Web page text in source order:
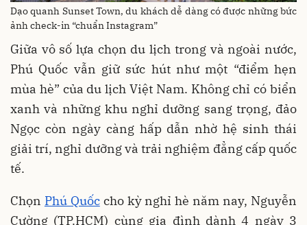
Dạo quanh Sunset Town, du khách dễ dàng có được những bức
ảnh check-in “chuẩn Instagram”
Giữa vô số lựa chọn du lịch trong và ngoài nước,
Phú Quốc vẫn giữ sức hút như một “điểm hẹn
mùa hè” của du lịch Việt Nam. Không chỉ có biển
xanh và những khu nghỉ dưỡng sang trọng, đảo
Ngọc còn ngày càng hấp dẫn nhờ hệ sinh thái
giải trí, nghỉ dưỡng và trải nghiệm đẳng cấp quốc
tế.
Chọn Phú Quốccho kỳ nghỉ hè năm nay, Nguyễn
Cường (TP.HCM) cùng gia đình dành 4 ngày 3